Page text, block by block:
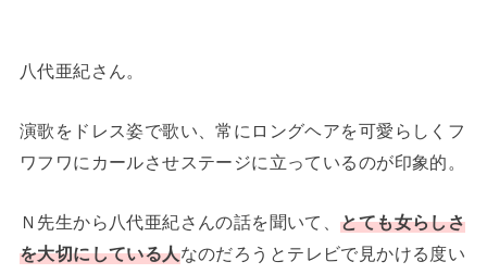
八代亜紀さん。
演歌をドレス姿で歌い、常にロングヘアを可愛らしくフ
ワフワにカールさせステージに立っているのが印象的。
Ｎ先生から八代亜紀さんの話を聞いて、とても女らしさ
を大切にしている人なのだろうとテレビで見かける度い